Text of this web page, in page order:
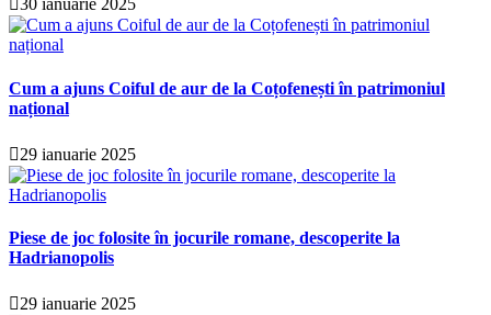
30 ianuarie 2025
Cum a ajuns Coiful de aur de la Coțofenești în patrimoniul
național
29 ianuarie 2025
Piese de joc folosite în jocurile romane, descoperite la
Hadrianopolis
29 ianuarie 2025